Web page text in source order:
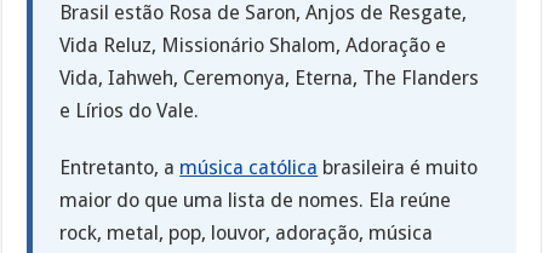
Brasil estão Rosa de Saron, Anjos de Resgate,
Vida Reluz, Missionário Shalom, Adoração e
Vida, Iahweh, Ceremonya, Eterna, The Flanders
e Lírios do Vale.
Entretanto, a música católica brasileira é muito
maior do que uma lista de nomes. Ela reúne
rock, metal, pop, louvor, adoração, música